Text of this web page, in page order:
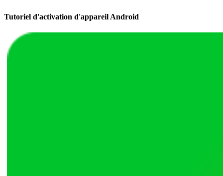
Tutoriel d'activation d'appareil Android